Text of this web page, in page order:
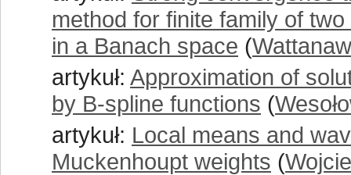
method for finite family of
in a Banach space (
artykuł: Approximation of
by B-spline functions (
artykuł: Local means and
Muckenhoupt weights (